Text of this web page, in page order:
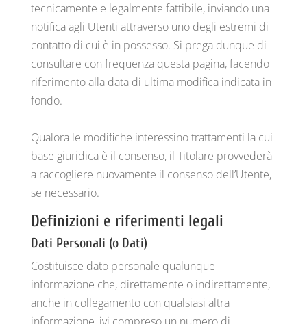
tecnicamente e legalmente fattibile, inviando una
notifica agli Utenti attraverso uno degli estremi di
contatto di cui è in possesso. Si prega dunque di
consultare con frequenza questa pagina, facendo
riferimento alla data di ultima modifica indicata in
fondo.
Qualora le modifiche interessino trattamenti la cui
base giuridica è il consenso, il Titolare provvederà
a raccogliere nuovamente il consenso dell’Utente,
se necessario.
Definizioni e riferimenti legali
Dati Personali (o Dati)
Costituisce dato personale qualunque
informazione che, direttamente o indirettamente,
anche in collegamento con qualsiasi altra